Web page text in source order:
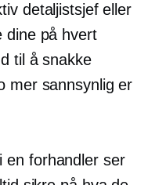
detaljistsjef eller
dine på hvert
til å snakke
mer sannsynlig er
en forhandler ser